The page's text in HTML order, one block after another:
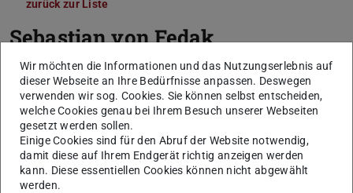
zurück zur Liste
Sebastian von Fedak
Wir möchten die Informationen und das Nutzungserlebnis auf
dieser Webseite an Ihre Bedürfnisse anpassen. Deswegen
verwenden wir sog. Cookies. Sie können selbst entscheiden,
welche Cookies genau bei Ihrem Besuch unserer Webseiten
gesetzt werden sollen.
Einige Cookies sind für den Abruf der Website notwendig,
damit diese auf Ihrem Endgerät richtig anzeigen werden
kann. Diese essentiellen Cookies können nicht abgewählt
werden.